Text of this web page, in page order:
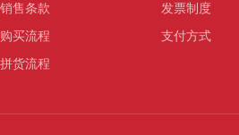
销售条款
购买流程
拼货流程
发票制度
支付方式